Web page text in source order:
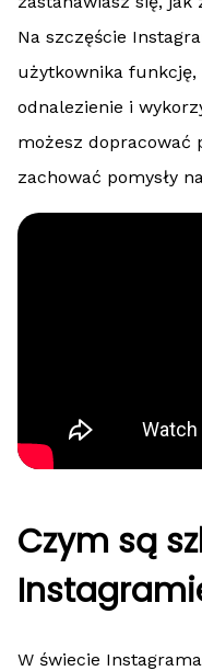
Na szczęście
użytkownika
odnalezienie i
możesz dopracować
zachować pomysły
Czym są
W świecie